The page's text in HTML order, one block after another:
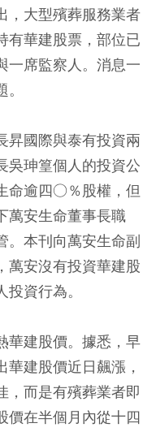
，大型殯葬服務業者
有華建股票，部位已
席監察人。消息一
昇國際與泰有投資兩
吳珅篁個人的投資公
命逾四○％股權，但
萬安生命董事長職
。本刊向萬安生命副
萬安沒有投資華建股
資行為。
華建股價。據悉，早
建股價近日飆漲，
，而是有殯葬業者即
價在半個月內從十四